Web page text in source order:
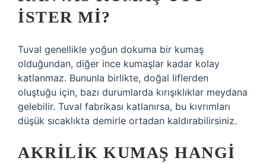
ISTER MI?
Tuval genellikle yoğun dokuma bir kumaş
olduğundan, diğer ince kumaşlar kadar kolay
katlanmaz. Bununla birlikte, doğal liflerden
oluştuğu için, bazı durumlarda kırışıklıklar meydana
gelebilir. Tuval fabrikası katlanırsa, bu kıvrımları
düşük sıcaklıkta demirle ortadan kaldırabilirsiniz.
AKRILIK KUMAŞ HANGI